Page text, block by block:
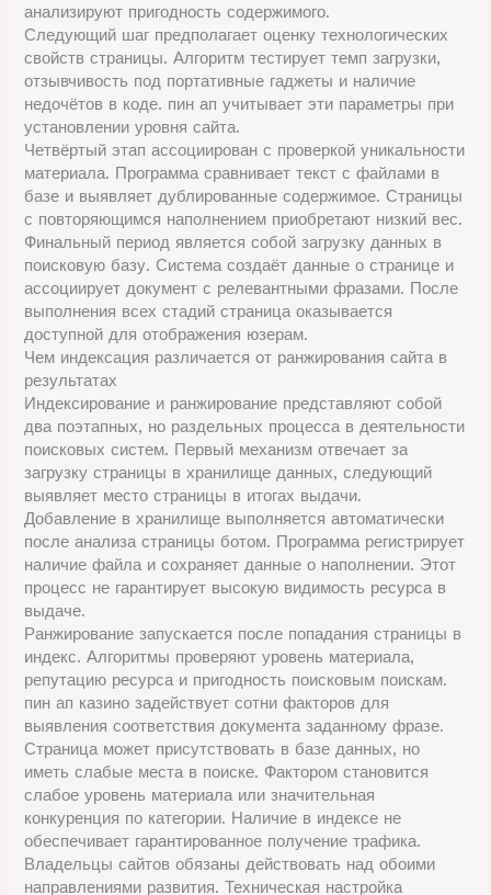
анализируют пригодность содержимого.
Следующий шаг предполагает оценку технологических
свойств страницы. Алгоритм тестирует темп загрузки,
отзывчивость под портативные гаджеты и наличие
недочётов в коде. пин ап учитывает эти параметры при
установлении уровня сайта.
Четвёртый этап ассоциирован с проверкой уникальности
материала. Программа сравнивает текст с файлами в
базе и выявляет дублированные содержимое. Страницы
с повторяющимся наполнением приобретают низкий вес.
Финальный период является собой загрузку данных в
поисковую базу. Система создаёт данные о странице и
ассоциирует документ с релевантными фразами. После
выполнения всех стадий страница оказывается
доступной для отображения юзерам.
Чем индексация различается от ранжирования сайта в
результатах
Индексирование и ранжирование представляют собой
два поэтапных, но раздельных процесса в деятельности
поисковых систем. Первый механизм отвечает за
загрузку страницы в хранилище данных, следующий
выявляет место страницы в итогах выдачи.
Добавление в хранилище выполняется автоматически
после анализа страницы ботом. Программа регистрирует
наличие файла и сохраняет данные о наполнении. Этот
процесс не гарантирует высокую видимость ресурса в
выдаче.
Ранжирование запускается после попадания страницы в
индекс. Алгоритмы проверяют уровень материала,
репутацию ресурса и пригодность поисковым поискам.
пин ап казино задействует сотни факторов для
выявления соответствия документа заданному фразе.
Страница может присутствовать в базе данных, но
иметь слабые места в поиске. Фактором становится
слабое уровень материала или значительная
конкуренция по категории. Наличие в индексе не
обеспечивает гарантированное получение трафика.
Владельцы сайтов обязаны действовать над обоими
направлениями развития. Техническая настройка